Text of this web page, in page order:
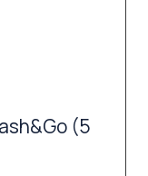
(5